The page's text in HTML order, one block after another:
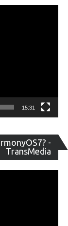
15:31
-
TransMedia
de